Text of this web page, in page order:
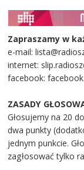
Zapraszamy w
e-mail:
internet:
facebook:
ZASADY
Głosujemy na 20
dwa punkty
jednym punkcie.
zagłosować tylko